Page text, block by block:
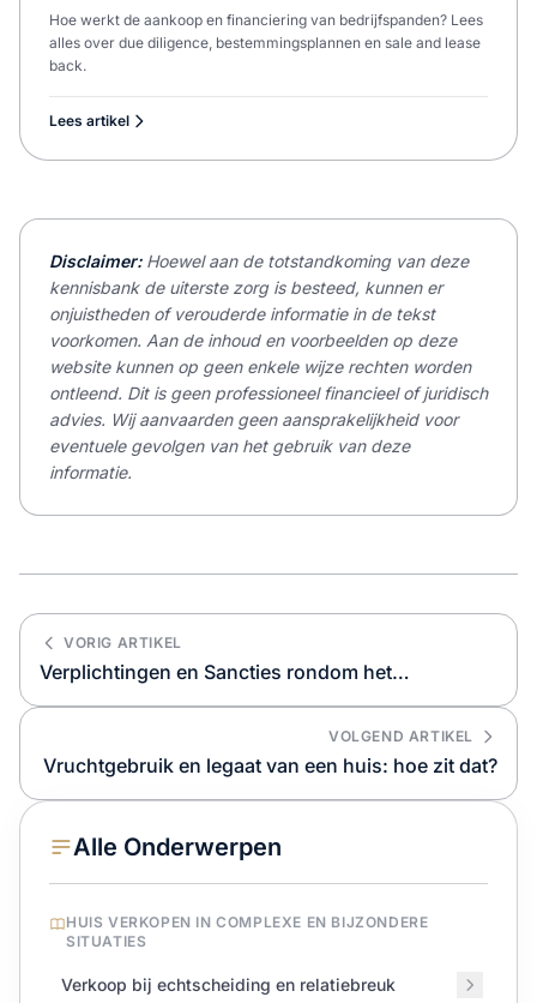
Alle Onderwerpen
HUIS VERKOPEN IN COMPLEXE EN BIJZONDERE
SITUATIES
Verkoop bij echtscheiding en relatiebreuk
Hoe werkt de aankoop en financiering van bedrijfspanden? Lees
alles over due diligence, bestemmingsplannen en sale and lease
back.
Lees artikel
Disclaimer:Hoewel aan de totstandkoming van deze
kennisbank de uiterste zorg is besteed, kunnen er
onjuistheden of verouderde informatie in de tekst
voorkomen. Aan de inhoud en voorbeelden op deze
website kunnen op geen enkele wijze rechten worden
ontleend. Dit is geen professioneel financieel of juridisch
advies. Wij aanvaarden geen aansprakelijkheid voor
eventuele gevolgen van het gebruik van deze
informatie.
VORIG ARTIKEL
Verplichtingen en Sancties rondom het
Energielabel
VOLGEND ARTIKEL
Vruchtgebruik en legaat van een huis: hoe zit dat?